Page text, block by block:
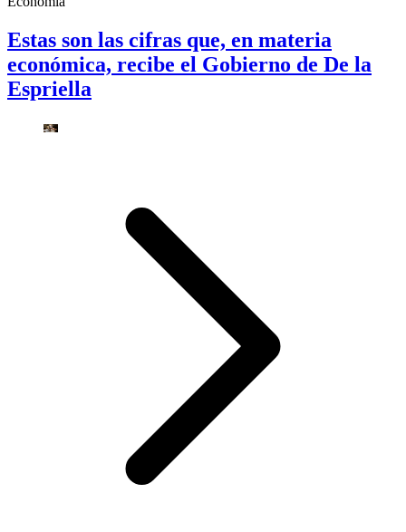
Estas son las cifras que, en materia
económica, recibe el Gobierno de De la
Espriella